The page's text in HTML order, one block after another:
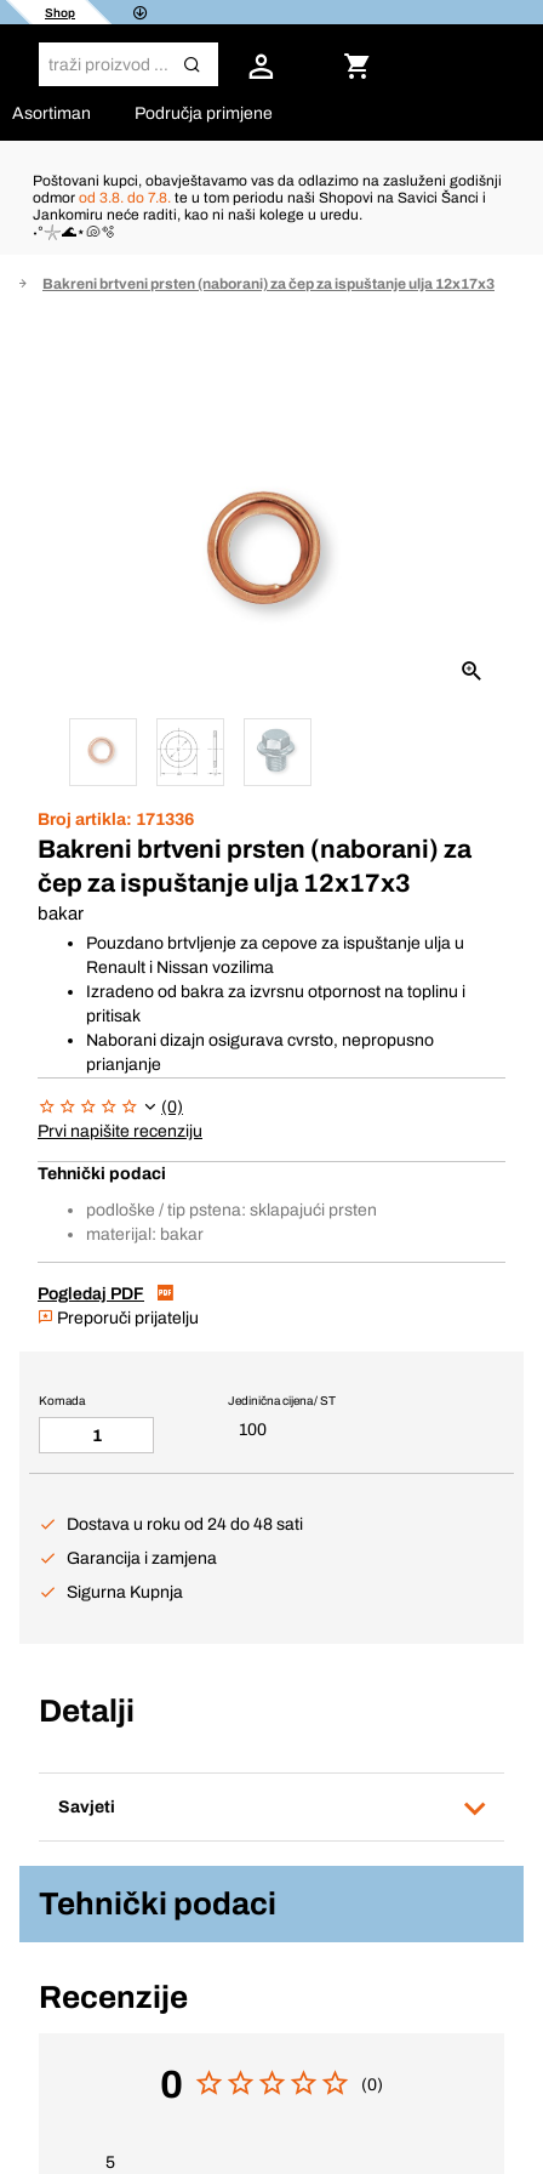
Shop
Asortiman Područja primjene
Poštovani kupci, obavještavamo vas da odlazimo na zasluženi godišnji
odmor od 3.8. do 7.8. te u tom periodu naši Shopovi na Savici Šanci i
Jankomiru neće raditi, kao ni naši kolege u uredu.
˖°𓇼🌊⋆🐚🫧
Bakreni brtveni prsten (naborani) za čep za ispuštanje ulja 12x17x3
Broj artikla: 171336
Bakreni brtveni prsten (naborani) za
čep za ispuštanje ulja 12x17x3
bakar
Pouzdano brtvljenje za cepove za ispuštanje ulja u
Renault i Nissan vozilima
Izradeno od bakra za izvrsnu otpornost na toplinu i
pritisak
Naborani dizajn osigurava cvrsto, nepropusno
prianjanje
(0)
Prvi napišite recenziju
Tehnički podaci
podloške / tip pstena: sklapajući prsten
materijal: bakar
Pogledaj PDF
Preporuči prijatelju
Jedinična cijena / ST
100
Komada
Dostava u roku od 24 do 48 sati
Garancija i zamjena
Sigurna Kupnja
Detalji
Savjeti
Tehnički podaci
Recenzije
0 (0)
5